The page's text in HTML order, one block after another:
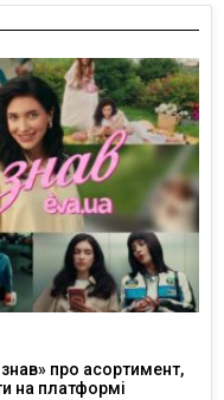
про асортимент,
на платформі